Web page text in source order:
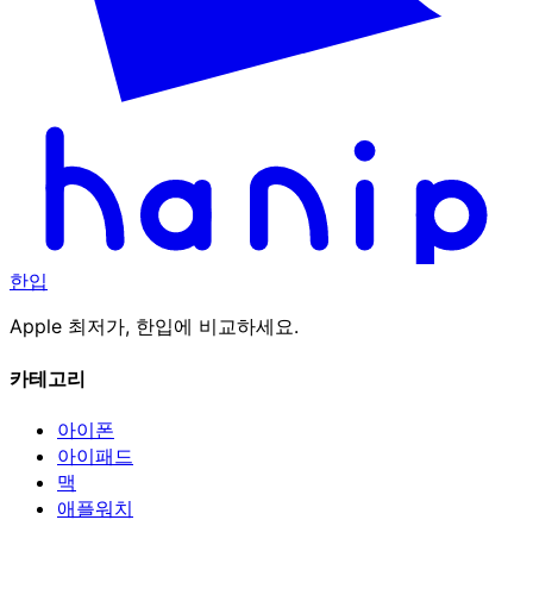
한입
Apple 최저가, 한입에 비교하세요.
카테고리
아이폰
아이패드
맥
애플워치